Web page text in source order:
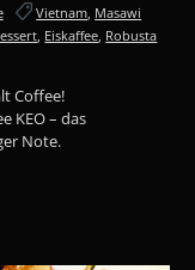
Vietnam Masawi
Eiskaffee Robusta
Coffee!
KEO – das
Note.